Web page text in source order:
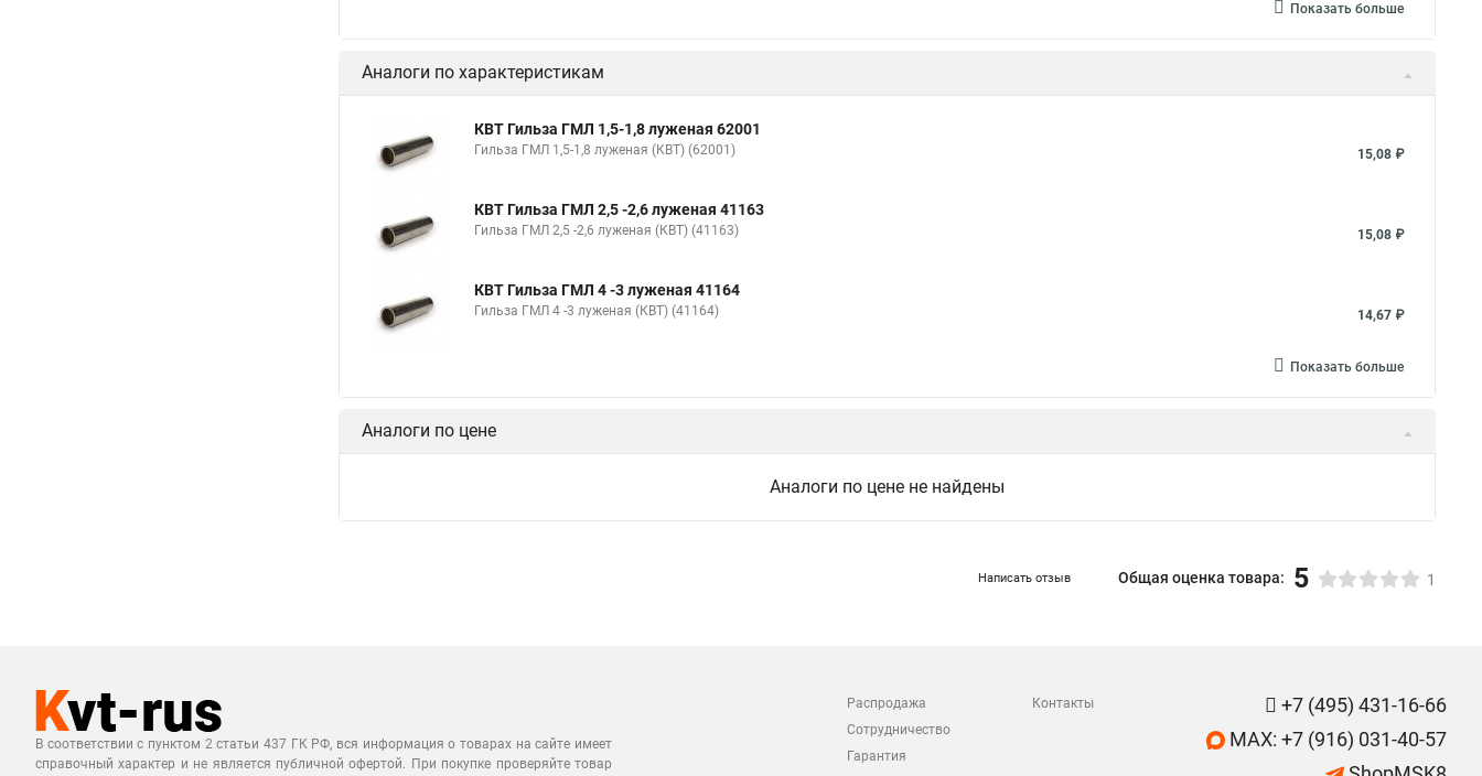
Показать больше
Аналоги по характеристикам
КВТ Гильза ГМЛ 1,5-1,8 луженая 62001
Гильза ГМЛ 1,5-1,8 луженая (КВТ) (62001) 15,08 ₽
КВТ Гильза ГМЛ 2,5 -2,6 луженая 41163
Гильза ГМЛ 2,5 -2,6 луженая (КВТ) (41163) 15,08 ₽
КВТ Гильза ГМЛ 4 -3 луженая 41164
Гильза ГМЛ 4 -3 луженая (КВТ) (41164) 14,67 ₽
Показать больше
Аналоги по цене
Аналоги по цене не найдены
Написать отзыв Общая оценка товара: 5 1
В соответствии с пунктом 2 статьи 437 ГК РФ, вся информация о товарах на сайте имеет
справочный характер и не является публичной офертой. При покупке проверяйте товар
Распродажа
Сотрудничество
Гарантия
Контакты
+7 (495) 431-16-66
MAX: +7 (916) 031-40-57